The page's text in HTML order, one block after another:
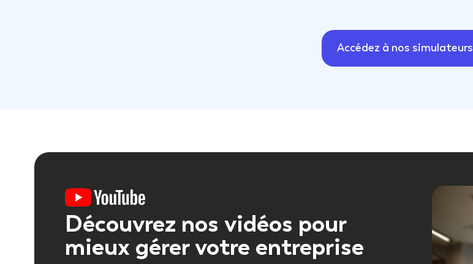
Accédez à nos simulateurs
Découvrez nos vidéos pour
mieux gérer votre entreprise